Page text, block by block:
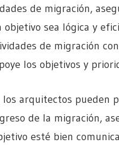
de migración,
sea lógica y
de migración
los objetivos y
arquitectos pueden
de la migración,
esté bien